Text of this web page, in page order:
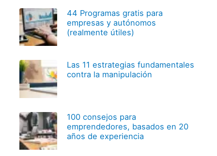
44 Programas gratis para
empresas y autónomos
(realmente útiles)
Las 11 estrategias fundamentales
contra la manipulación
100 consejos para
emprendedores, basados en 20
años de experiencia